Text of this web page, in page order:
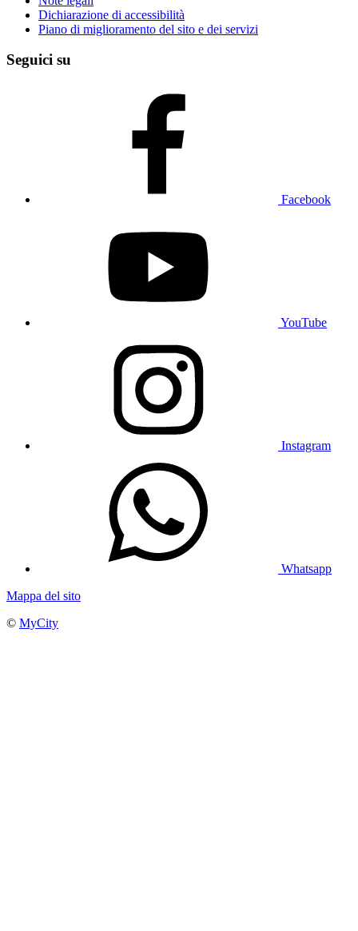
Dichiarazione di accessibilità
Piano di miglioramento del sito e dei servizi
Seguici su
Facebook
YouTube
Instagram
Whatsapp
Mappa del sito
© MyCity